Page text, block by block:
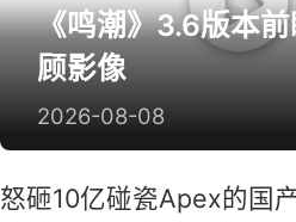
《鸣潮》3.6版本
顾影像
2026-08-08
怒砸10亿碰瓷Apex的国